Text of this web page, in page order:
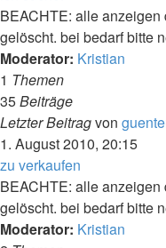
BEACHTE: alle
gelöscht. bei bedarf bitte
Moderator: Kristian
1 Themen
35Beiträge
Letzter Beitragvon
1. August 2010, 20:15
zu verkaufen
BEACHTE: alle
gelöscht. bei bedarf bitte
Moderator: Kristian